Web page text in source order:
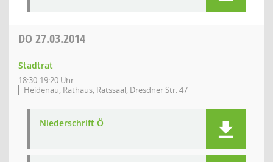
DO 27.03.2014
Stadtrat
18:30-19:20 Uhr
Heidenau, Rathaus, Ratssaal, Dresdner Str. 47
Niederschrift Ö